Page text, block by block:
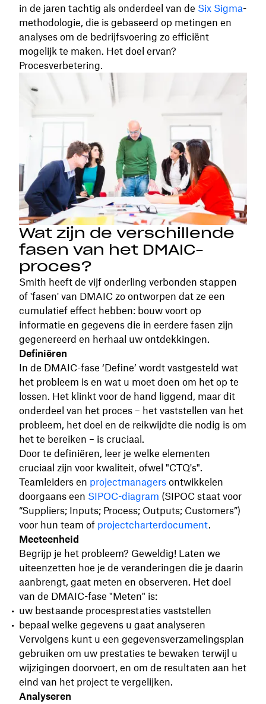
in de jaren tachtig als onderdeel van de Six Sigma-
methodologie, die is gebaseerd op metingen en
analyses om de bedrijfsvoering zo efficiënt
mogelijk te maken. Het doel ervan?
Procesverbetering.
Wat zijn de verschillende
fasen van het DMAIC-
proces?
Smith heeft de vijf onderling verbonden stappen
of 'fasen' van DMAIC zo ontworpen dat ze een
cumulatief effect hebben: bouw voort op
informatie en gegevens die in eerdere fasen zijn
gegenereerd en herhaal uw ontdekkingen.
Definiëren
In de DMAIC-fase ‘Define’ wordt vastgesteld wat
het probleem is en wat u moet doen om het op te
lossen. Het klinkt voor de hand liggend, maar dit
onderdeel van het proces – het vaststellen van het
probleem, het doel en de reikwijdte die nodig is om
het te bereiken – is cruciaal.
Door te definiëren, leer je welke elementen
cruciaal zijn voor kwaliteit, ofwel "CTQ's".
Teamleiders en projectmanagers ontwikkelen
doorgaans een SIPOC-diagram (SIPOC staat voor
“Suppliers; Inputs; Process; Outputs; Customers”)
voor hun team of projectcharterdocument.
Meeteenheid
Begrijp je het probleem? Geweldig! Laten we
uiteenzetten hoe je de veranderingen die je daarin
aanbrengt, gaat meten en observeren. Het doel
van de DMAIC-fase "Meten" is:
uw bestaande procesprestaties vaststellen
bepaal welke gegevens u gaat analyseren
Vervolgens kunt u een gegevensverzamelingsplan
gebruiken om uw prestaties te bewaken terwijl u
wijzigingen doorvoert, en om de resultaten aan het
eind van het project te vergelijken.
Analyseren